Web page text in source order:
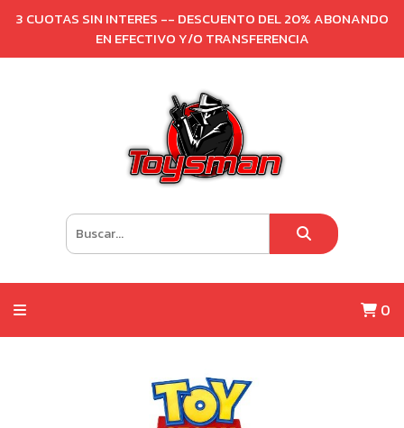
3 CUOTAS SIN INTERES -- DESCUENTO DEL 20% ABONANDO
EN EFECTIVO Y/O TRANSFERENCIA
0